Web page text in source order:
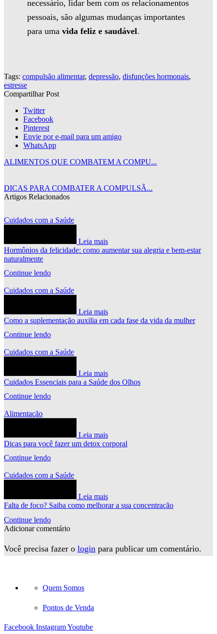
necessário, lidar bem com os relacionamentos
pessoais, são algumas mudanças importantes
para uma vida feliz e saudável.
Tags: compulsão alimentar, depressão, disfunções hormonais,
estresse
Compartilhar Post
Twitter
Facebook
Pinterest
Envie por e-mail para um amigo
WhatsApp
ALIMENTOS QUE COMBATEM A COMPU...
DICAS PARA COMBATER A COMPULSÃ...
Artigos Relacionados
Cuidados com a Saúde
Leia mais
Hormônios da felicidade: como aumentar sua alegria e bem-estar
naturalmente
Continue lendo
Cuidados com a Saúde
Leia mais
Como a suplementação auxilia em cada fase da vida da mulher
Continue lendo
Cuidados com a Saúde
Leia mais
Cuidados Essenciais para a Saúde dos Olhos
Continue lendo
Alimentação
Leia mais
Dicas para você fazer um detox corporal
Continue lendo
Cuidados com a Saúde
Leia mais
Falta de foco? Saiba como melhorar a sua concentração
Continue lendo
Adicionar comentário
Você precisa fazer o login para publicar um comentário.
Quem Somos
Pontos de Venda
Facebook InstagramYoutube